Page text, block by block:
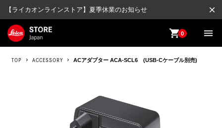
【ライカオンラインストア】夏季休業のお知らせ close
shopping_cart0 menu
TOP ACCESSORY ACアダプター ACA-SCL6 (USB-Cケーブル別売)